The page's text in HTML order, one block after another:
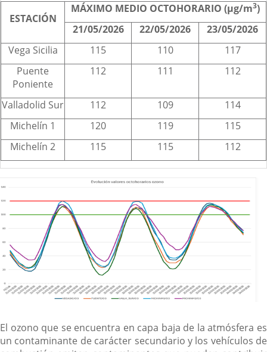
ESTACIÓN
MÁXIMO MEDIO OCTOHORARIO (µg/m3)
21/05/2026
22/05/2026
23/05/2026
Vega Sicilia
115 110
117
Puente
Poniente
112 111 112
Valladolid Sur 112 109
114
Michelín 1
120 119
115
Michelín 2
115 115 112
El ozono que se encuentra en capa baja de la atmósfera es
un contaminante de carácter secundario y los vehículos de